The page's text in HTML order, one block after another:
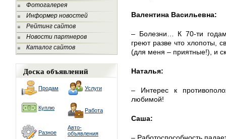
Фотогалерея
Информер новостей
Рейтинг сайтов
Новости партнеров
Каталог сайтов
Доска объявлений
Продам Услуги
Куплю Работа
Разное
Авто-
объявления
Валентина Васильевна:
– Болезни… К 70-ти
греют разве что хлопоты,
(для меня – приятные!), и
Наталья:
– Интерес к
любимой!
Саша: